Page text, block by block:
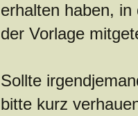
erhalten haben,
der Vorlage
Sollte
bitte kurz